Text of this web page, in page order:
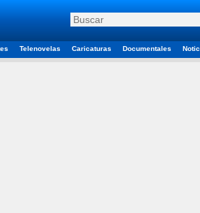
Telenovelas Caricaturas Documentales